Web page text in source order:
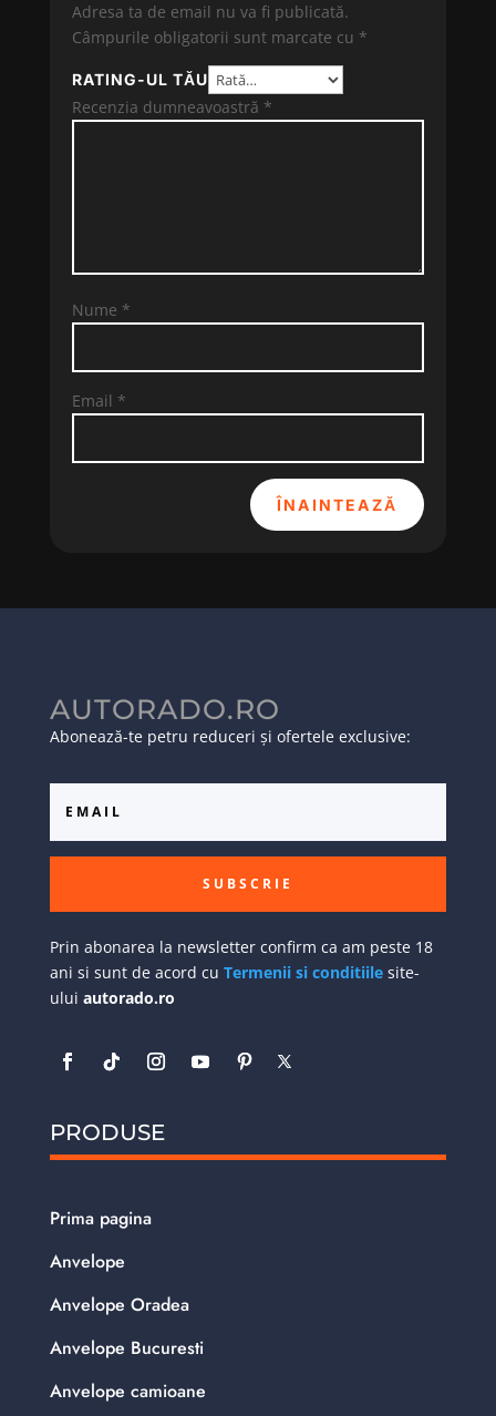
Adresa ta de email nu va fi publicată.
Câmpurile obligatorii sunt marcate cu *
RATING-UL TĂU
Recenzia dumneavoastră *
Nume *
Email *
ÎNAINTEAZĂ
AUTORADO.RO
Abonează-te petru reduceri și ofertele exclusive:
SUBSCRIE
Prin abonarea la newsletter confirm ca am peste 18
ani si sunt de acord cu Termenii si conditiilesite-
ului autorado.ro
PRODUSE
Prima pagina
Anvelope
Anvelope Oradea
Anvelope Bucuresti
Anvelope camioane